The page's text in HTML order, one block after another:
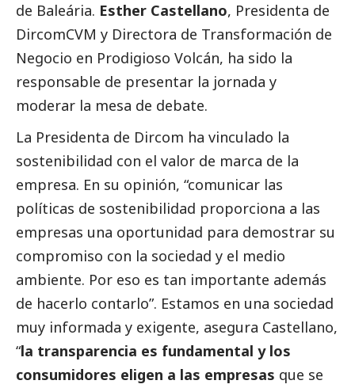
de Baleária. Esther Castellano, Presidenta de
DircomCVM y Directora de Transformación de
Negocio en Prodigioso Volcán, ha sido la
responsable de presentar la jornada y
moderar la mesa de debate.
La Presidenta de Dircom ha vinculado la
sostenibilidad con el valor de marca de la
empresa. En su opinión, “comunicar las
políticas de sostenibilidad proporciona a las
empresas una oportunidad para demostrar su
compromiso con la sociedad y el medio
ambiente. Por eso es tan importante además
de hacerlo contarlo”. Estamos en una sociedad
muy informada y exigente, asegura Castellano,
“la transparencia es fundamental y los
consumidores eligen a las empresas que se